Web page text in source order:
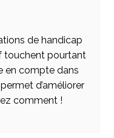
de handicap
touchent pourtant
en compte dans
d’améliorer
comment !